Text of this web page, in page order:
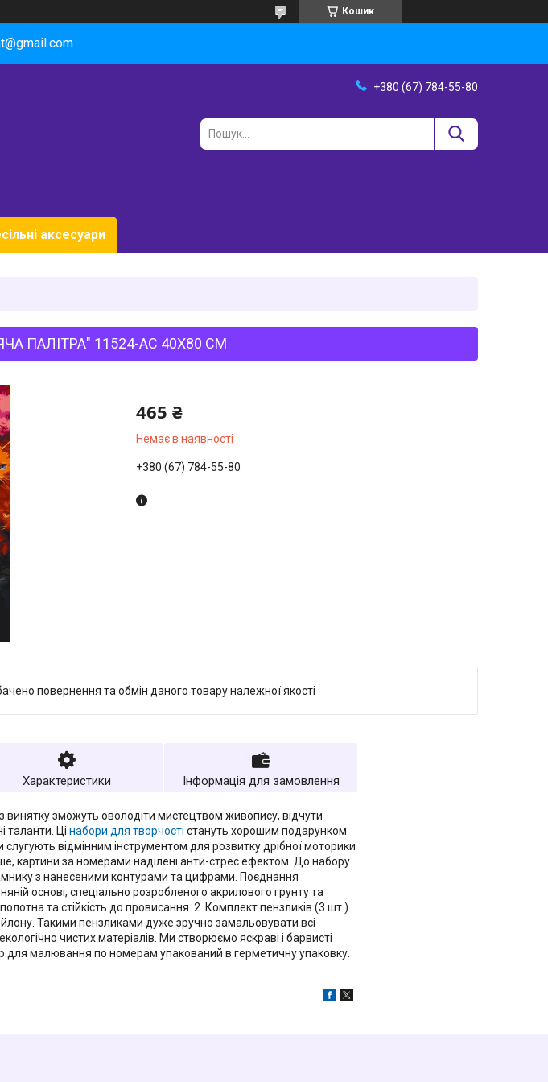
Кошик
+380 (67) 784-55-80
аксесуари
ПАЛІТРА" 11524-AC 40Х80 СМ
465 ₴
Немає в наявності
+380 (67) 784-55-80
повернення та обмін даного товару належної якості
Характеристики Інформація для замовлення
винятку зможуть оволодіти мистецтвом живопису, відчути
таланти. Ці набори для творчості стануть хорошим подарунком
слугують відмінним інструментом для розвитку дрібної моторики
картини за номерами наділені анти-стрес ефектом. До набору
з нанесеними контурами та цифрами. Поєднання
основі, спеціально розробленого акрилового грунту та
та стійкість до провисання. 2. Комплект пензликів (3 шт.)
Такими пензликами дуже зручно замальовувати всі
чистих матеріалів. Ми створюємо яскраві і барвисті
для малювання по номерам упакований в герметичну упаковку.